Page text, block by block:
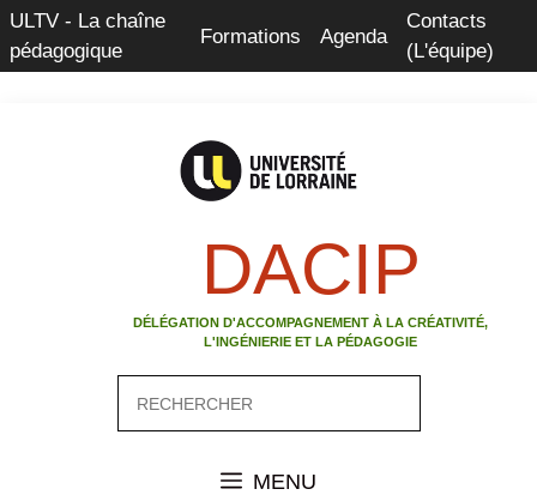
Aller
au
contenu
ULTV - La chaîne
pédagogique
Formations Agenda
Contacts
(L'équipe)
DACIP
DÉLÉGATION D'ACCOMPAGNEMENT À LA CRÉATIVITÉ,
L'INGÉNIERIE ET LA PÉDAGOGIE
MENU